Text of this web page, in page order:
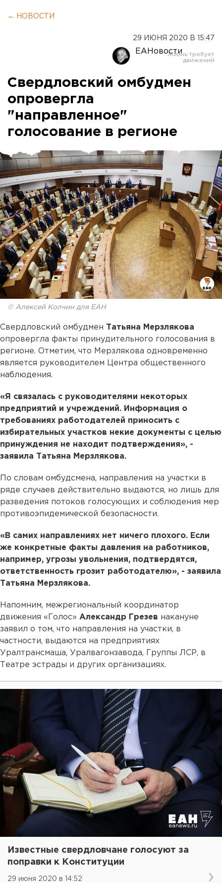
← НОВОСТИ
29 ИЮНЯ 2020 В 15:47
ЕАНовости
Свердловский омбудмен
опровергла
"направленное"
голосование в регионе
© Алексей Колчин для ЕАН
Свердловский омбудмен Татьяна Мерзлякова
опровергла факты принудительного голосования в
регионе. Отметим, что Мерзлякова одновременно
является руководителем Центра общественного
наблюдения.
«Я связалась с руководителями некоторых
предприятий и учреждений. Информация о
требованиях работодателей приносить с
избирательных участков некие документы с целью
принуждения не находит подтверждения», -
заявила Татьяна Мерзлякова.
По словам омбудсмена, направления на участки в
ряде случаев действительно выдаются, но лишь для
разведения потоков голосующих и соблюдения мер
противоэпидемической безопасности.
«В самих направлениях нет ничего плохого. Если
же конкретные факты давления на работников,
например, угрозы увольнения, подтвердятся,
ответственность грозит работодателю», - заявила
Татьяна Мерзлякова.
Напомним, межрегиональный координатор
движения «Голос» Александр Грезев накануне
заявил о том, что направления на участки, в
частности, выдаются на предприятиях
Уралтрансмаша, Уралвагонзавода, Группы ЛСР, в
Театре эстрады и других организациях.
Известные свердловчане голосуют за
поправки к Конституции
29 июня 2020 в 14:52